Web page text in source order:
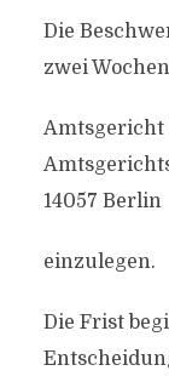
Die
zwei
Amtsgericht
14057 Berlin
einzulegen.
Die Frist